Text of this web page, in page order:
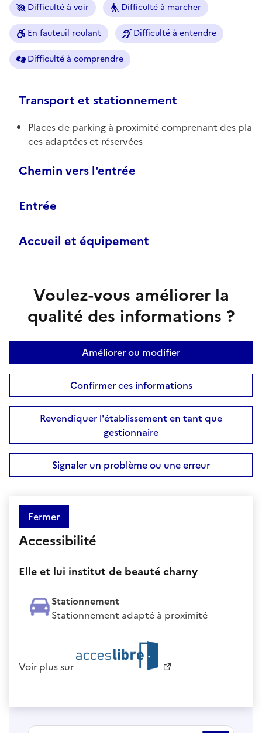
Difficulté à voir Difficulté à marcher
En fauteuil roulant Difficulté à entendre
Difficulté à comprendre
Transport et stationnement
Places de parking à proximité comprenant des pla
ces adaptées et réservées
Chemin vers l'entrée
Entrée
Accueil et équipement
Voulez-vous améliorer la
qualité des informations ?
Améliorer ou modifier
Confirmer ces informations
Revendiquer l'établissement en tant que
gestionnaire
Signaler un problème ou une erreur
Fermer
Accessibilité
Elle et lui institut de beauté charny
Stationnement
Stationnement adapté à proximité
Voir plus sur